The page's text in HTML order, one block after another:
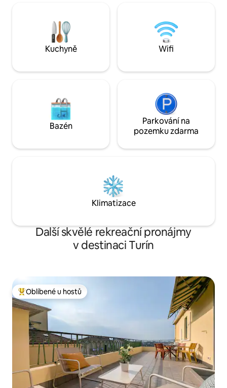
postelí ✔ Slunečný otevřený obývací
pokoj + rozkládací pohovka ✔ Plně
vybavená kuchyně ✔ Vysokorychlostní
wifi ✔ Pracovní prostory ✔
Placené parkování Další informace
památky města
jednání, tento
základnou pro
Kuchyně Wifi
Bazén
Parkování na
pozemku zdarma
Klimatizace
Další skvělé rekreační pronájmy
v destinaci Turín
Nejlepší v kategorii Oblíbené u hostů
Oblíbené u hostů